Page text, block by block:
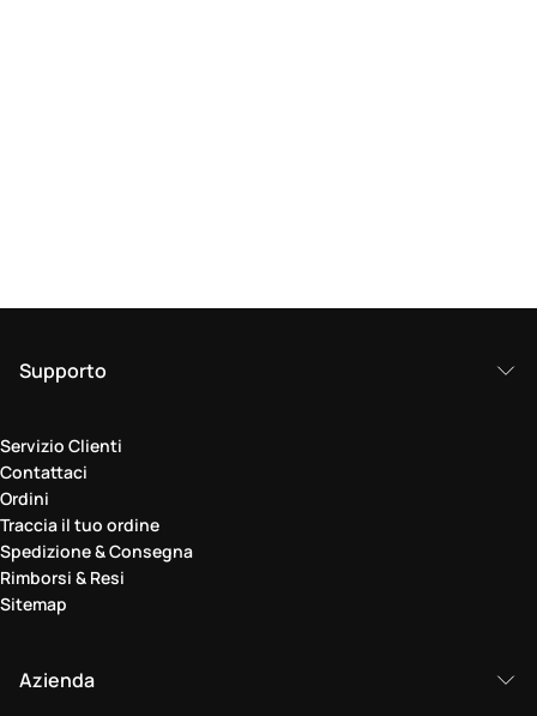
Supporto
Servizio Clienti
Contattaci
Ordini
Traccia il tuo ordine
Spedizione & Consegna
Rimborsi & Resi
Sitemap
Azienda